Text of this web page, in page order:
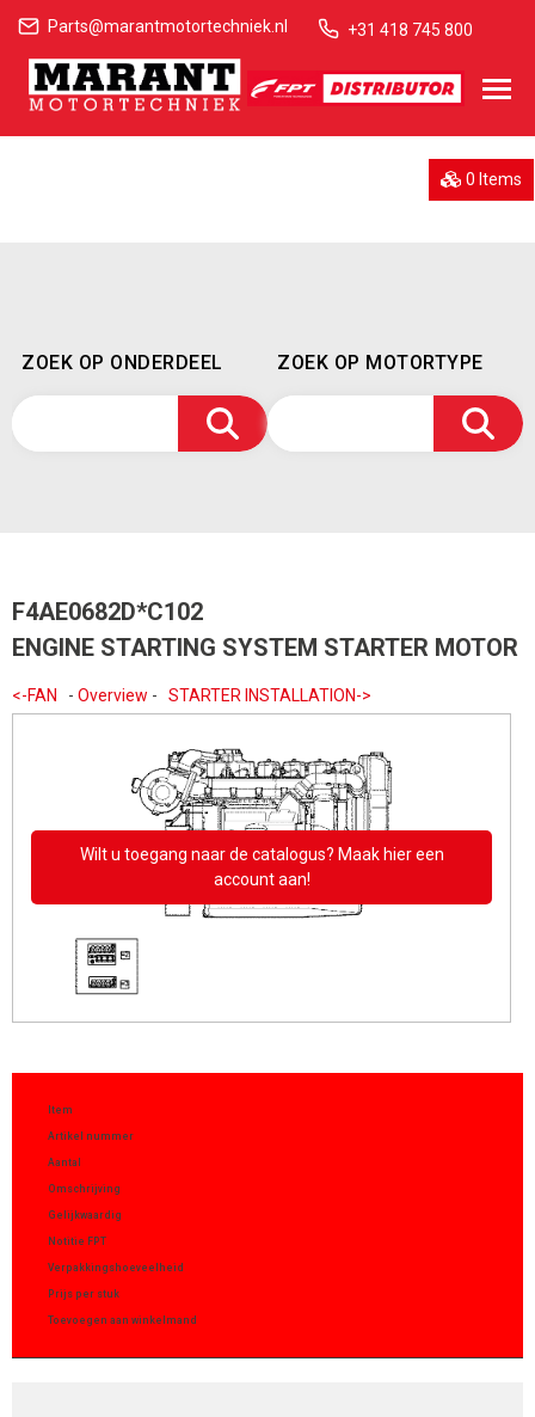
Parts@marantmotortechniek.nl +31 418 745 800
0 Items
ZOEK OP ONDERDEEL ZOEK OP MOTORTYPE
F4AE0682D*C102
ENGINE STARTING SYSTEM STARTER MOTOR
<-FAN - Overview - STARTER INSTALLATION->
Wilt u toegang naar de catalogus? Maak hier een
account aan!
Item
Artikel nummer
Aantal
Omschrijving
Gelijkwaardig
Notitie FPT
Verpakkingshoeveelheid
Prijs per stuk
Toevoegen aan winkelmand